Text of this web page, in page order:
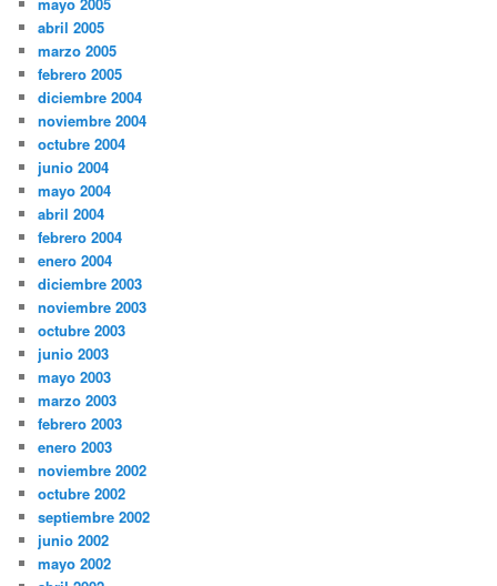
abril 2005
marzo 2005
febrero 2005
diciembre 2004
noviembre 2004
octubre 2004
junio 2004
mayo 2004
abril 2004
febrero 2004
enero 2004
diciembre 2003
noviembre 2003
octubre 2003
junio 2003
mayo 2003
marzo 2003
febrero 2003
enero 2003
noviembre 2002
octubre 2002
septiembre 2002
junio 2002
mayo 2002